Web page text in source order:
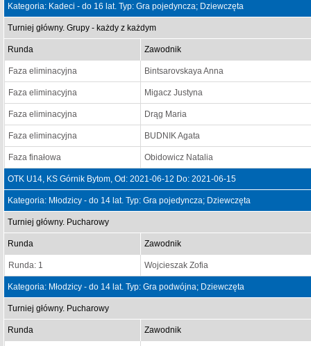
Kategoria: Kadeci - do 16 lat. Typ: Gra pojedyncza; Dziewczęta
Turniej główny. Grupy - każdy z każdym
Runda Zawodnik
Faza eliminacyjna Bintsarovskaya Anna
Faza eliminacyjna Migacz Justyna
Faza eliminacyjna Drąg Maria
Faza eliminacyjna BUDNIK Agata
Faza finałowa Obidowicz Natalia
OTK U14, KS Górnik Bytom, Od: 2021-06-12 Do: 2021-06-15
Kategoria: Młodzicy - do 14 lat. Typ: Gra pojedyncza; Dziewczęta
Turniej główny. Pucharowy
Runda Zawodnik
Runda: 1 Wojcieszak Zofia
Kategoria: Młodzicy - do 14 lat. Typ: Gra podwójna; Dziewczęta
Turniej główny. Pucharowy
Runda Zawodnik